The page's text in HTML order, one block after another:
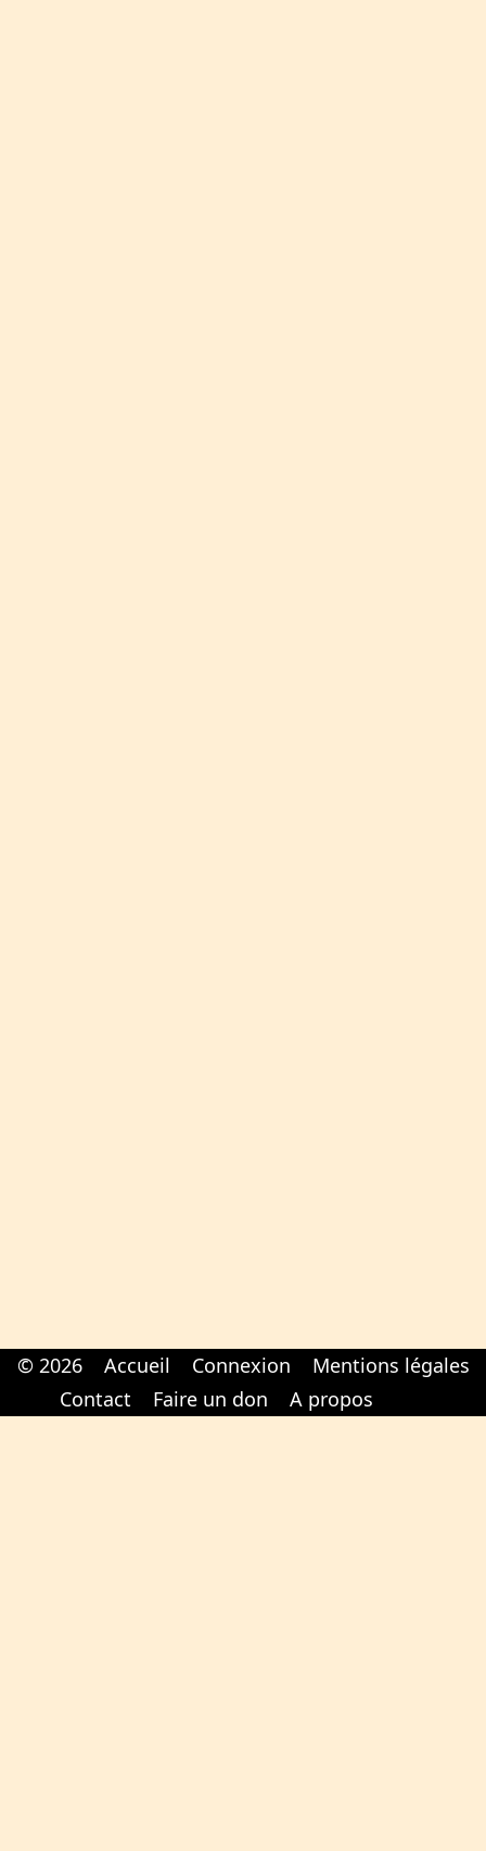
© 2026 Accueil Connexion
Mentions légales
Contact
Faire un don A propos